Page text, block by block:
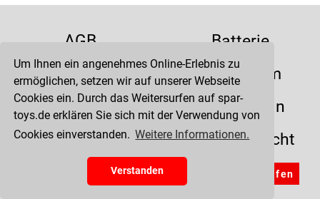
Um Ihnen ein angenehmes Online-Erlebnis zu
ermöglichen, setzen wir auf unserer Webseite
Cookies ein. Durch das Weitersurfen auf spar-
toys.de erklären Sie sich mit der Verwendung von
Cookies einverstanden. Weitere Informationen.
Verstanden
AGB
Batterie
Datenschutz
Impressum
Kontakt
Liefertermin
Versandkosten
Widerrufsrecht